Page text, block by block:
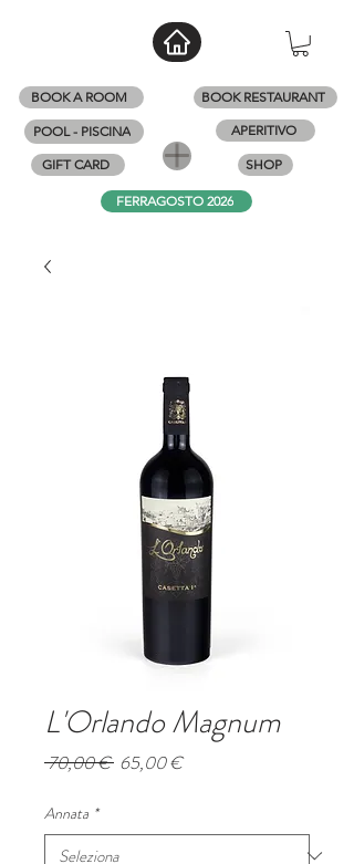
BOOK RESTAURANT
POOL - PISCINA
GIFT CARD
BOOK A ROOM
SHOP
APERITIVO
FERRAGOSTO 2026
L'Orlando Magnum
70,00 € Prezzo
65,00 €Prezzo
Annata *